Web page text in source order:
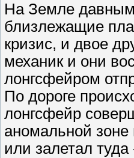
На Земле
близлежащие
кризис, и двое
механик и они
лонгсфейром
По дороге
лонгсфейр
аномальной
или залетал